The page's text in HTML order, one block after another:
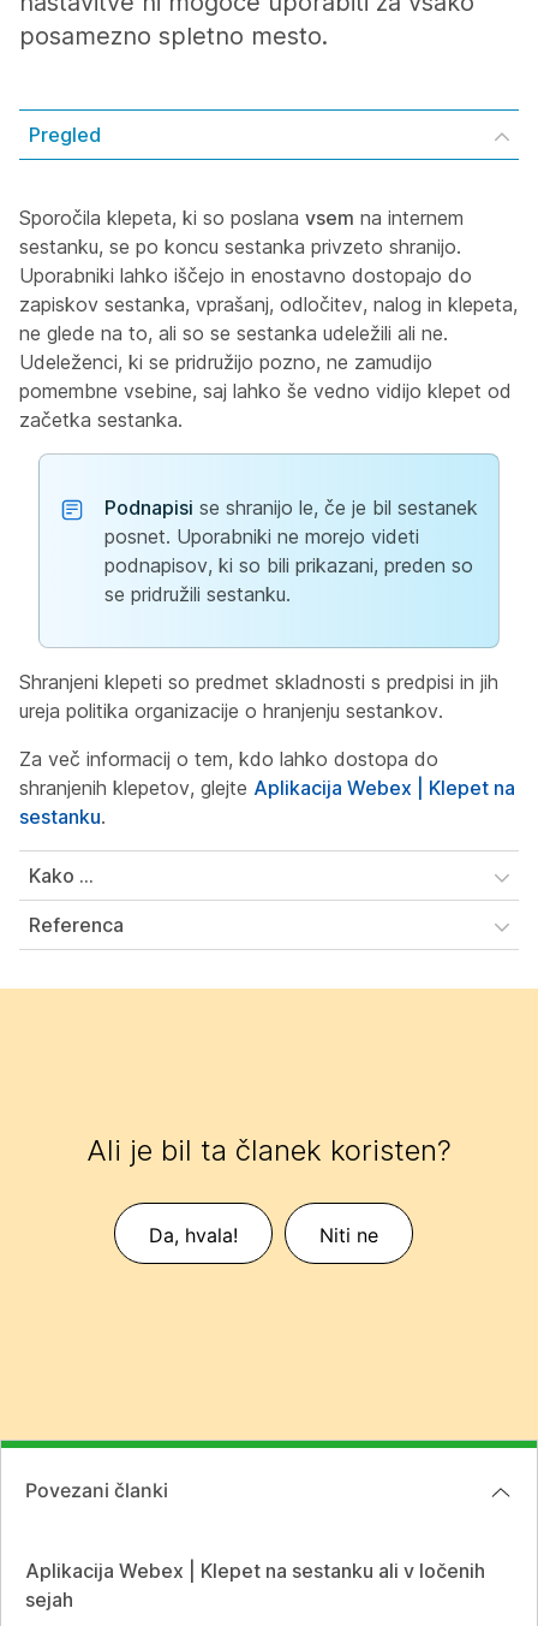
posamezno spletno mesto.
Pregled
Sporočila klepeta, ki so poslana vsem na internem
sestanku, se po koncu sestanka privzeto shranijo.
Uporabniki lahko iščejo in enostavno dostopajo do
zapiskov sestanka, vprašanj, odločitev, nalog in klepeta,
ne glede na to, ali so se sestanka udeležili ali ne.
Udeleženci, ki se pridružijo pozno, ne zamudijo
pomembne vsebine, saj lahko še vedno vidijo klepet od
začetka sestanka.
Podnapisi se shranijo le, če je bil sestanek
posnet. Uporabniki ne morejo videti
podnapisov, ki so bili prikazani, preden so
se pridružili sestanku.
Shranjeni klepeti so predmet skladnosti s predpisi in jih
ureja politika organizacije o hranjenju sestankov.
Za več informacij o tem, kdo lahko dostopa do
shranjenih klepetov, glejte Aplikacija Webex | Klepet na
sestanku.
Kako ...
Referenca
Ali je bil ta članek koristen?
Da, hvala! Niti ne
Povezani članki
Aplikacija Webex | Klepet na sestanku ali v ločenih
sejah